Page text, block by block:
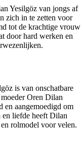
Yesilgöz van jongs af
zich in te zetten voor
tot de krachtige vrouw
door hard werken en
is van onschatbare
Oren Dilan
en aangemoedigd om
en liefde heeft Dilan
rolmodel voor velen.